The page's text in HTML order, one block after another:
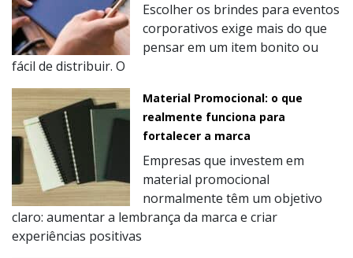
Escolher os brindes para eventos
corporativos exige mais do que
pensar em um item bonito ou
fácil de distribuir. O
Material Promocional: o que
realmente funciona para
fortalecer a marca
Empresas que investem em
material promocional
normalmente têm um objetivo
claro: aumentar a lembrança da marca e criar
experiências positivas